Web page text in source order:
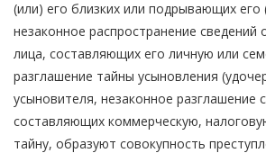
(или) его близких или подрывающих его
незаконное распространение сведений
лица, составляющих его личную или
разглашение тайны усыновления
усыновителя, незаконное разглашение
составляющих коммерческую,
тайну, образуют совокупность